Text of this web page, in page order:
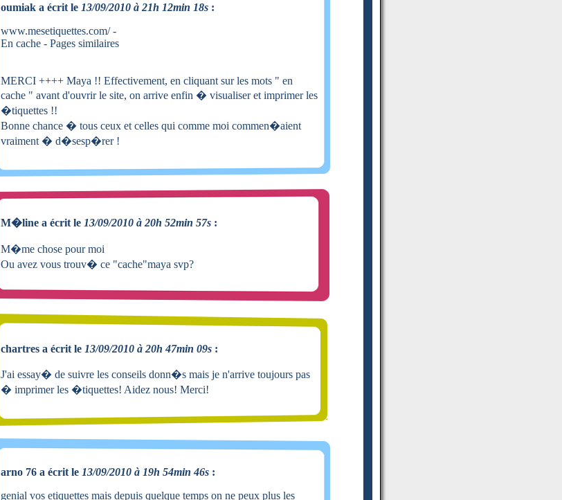
oumiak a écrit le 13/09/2010 à 21h 12min 18s :
www.mesetiquettes.com/ -
En cache - Pages similaires
MERCI ++++ Maya !! Effectivement, en cliquant sur les mots " en
cache " avant d'ouvrir le site, on arrive enfin � visualiser et imprimer les
�tiquettes !!
Bonne chance � tous ceux et celles qui comme moi commen�aient
vraiment � d�sesp�rer !
M�line a écrit le 13/09/2010 à 20h 52min 57s :
M�me chose pour moi
Ou avez vous trouv� ce "cache"maya svp?
chartres a écrit le 13/09/2010 à 20h 47min 09s :
J'ai essay� de suivre les conseils donn�s mais je n'arrive toujours pas
� imprimer les �tiquettes! Aidez nous! Merci!
arno 76 a écrit le 13/09/2010 à 19h 54min 46s :
genial vos etiquettes mais depuis quelque temps on ne peux plus les